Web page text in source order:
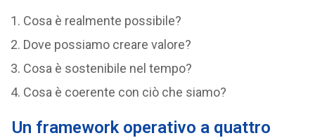
Cosa è realmente possibile?
Dove possiamo creare valore?
Cosa è sostenibile nel tempo?
Cosa è coerente con ciò che siamo?
Un framework operativo a quattro